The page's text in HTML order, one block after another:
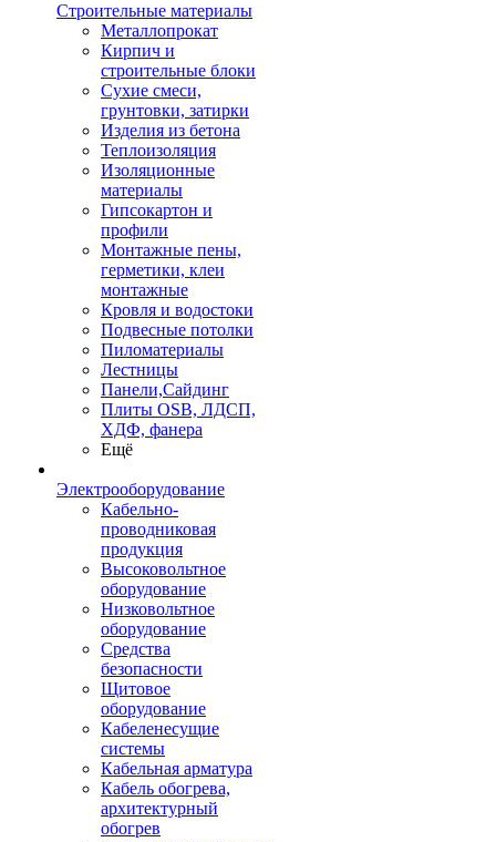
Строительные материалы
Металлопрокат
Кирпич и
строительные блоки
Сухие смеси,
грунтовки, затирки
Изделия из бетона
Теплоизоляция
Изоляционные
материалы
Гипсокартон и
профили
Монтажные пены,
герметики, клеи
монтажные
Кровля и водостоки
Подвесные потолки
Пиломатериалы
Лестницы
Панели,Сайдинг
Плиты OSB, ЛДСП,
ХДФ, фанера
Ещё
Электрооборудование
Кабельно-
проводниковая
продукция
Высоковольтное
оборудование
Низковольтное
оборудование
Средства
безопасности
Щитовое
оборудование
Кабеленесущие
системы
Кабельная арматура
Кабель обогрева,
архитектурный
обогрев